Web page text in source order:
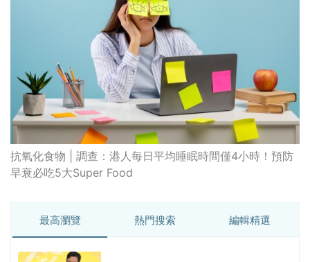
抗氧化食物 | 調查：港人每日平均睡眠時間僅4小時！預防
早衰必吃5大Super Food
最高瀏覽 熱門搜索 編輯精選